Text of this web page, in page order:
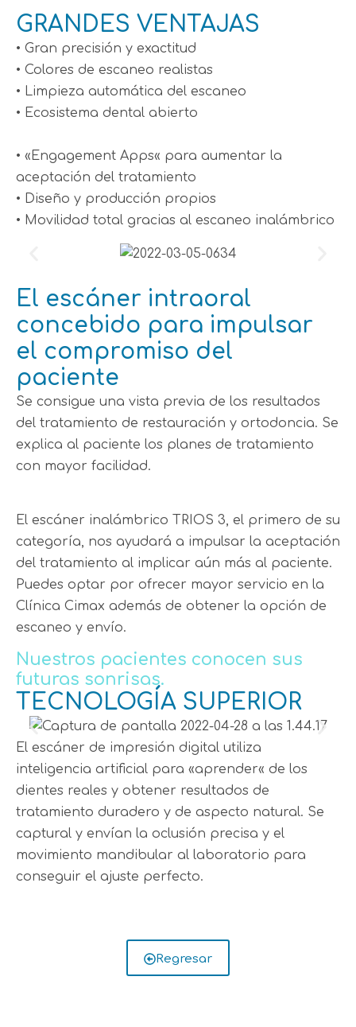
GRANDES VENTAJAS
• Gran precisión y exactitud
• Colores de escaneo realistas
• Limpieza automática del escaneo
• Ecosistema dental abierto
• «Engagement Apps« para aumentar la
aceptación del tratamiento
• Diseño y producción propios
• Movilidad total gracias al escaneo inalámbrico
El escáner intraoral
concebido para impulsar
el compromiso del
paciente
Se consigue una vista previa de los resultados
del tratamiento de restauración y ortodoncia. Se
explica al paciente los planes de tratamiento
con mayor facilidad.
El escáner inalámbrico TRIOS 3, el primero de su
categoría, nos ayudará a impulsar la aceptación
del tratamiento al implicar aún más al paciente.
Puedes optar por ofrecer mayor servicio en la
Clínica Cimax además de obtener la opción de
escaneo y envío.
Nuestros pacientes conocen sus
futuras sonrisas.
TECNOLOGÍA SUPERIOR
El escáner de impresión digital utiliza
inteligencia artificial para «aprender« de los
dientes reales y obtener resultados de
tratamiento duradero y de aspecto natural. Se
captural y envían la oclusión precisa y el
movimiento mandibular al laboratorio para
conseguir el ajuste perfecto.
Regresar